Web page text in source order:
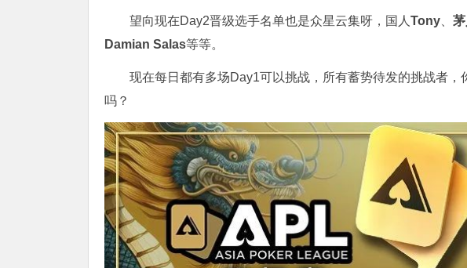
望向现在Day2晋级选手名单也是众星云集呀，国人 Tony
Damian Salas等等。
现在每日都有多场Day1可以挑战，所有蓄势待发的挑战者
吗？